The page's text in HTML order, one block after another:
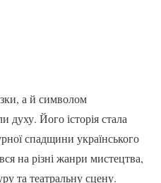
а й символом
духу. Його історія стала
спадщини українського
на різні жанри мистецтва,
та театральну сцену.